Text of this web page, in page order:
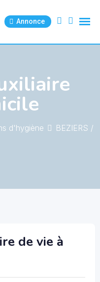
Annonce
d'hygiène
BEZIERS /
de vie à